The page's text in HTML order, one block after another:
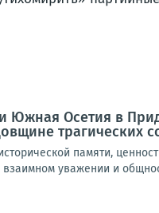
Южная Осетия в
трагических
памяти,
уважении и